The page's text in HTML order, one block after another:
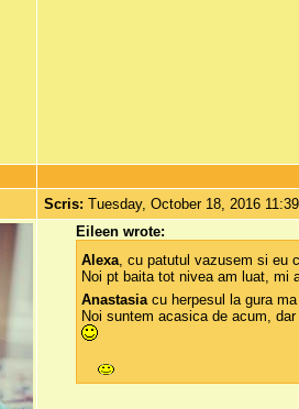
Scris:Tuesday, October 18, 2016
Eileen wrote:
Alexa, cu patutul vazusem si eu
Noi pt baita tot nivea am luat, mi
Anastasiacu herpesul la gura
Noi suntem acasica de acum,